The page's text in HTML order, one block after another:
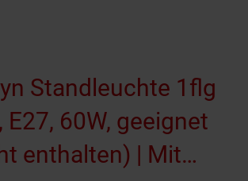
Standleuchte 1flg
60W, geeignet
enthalten) | Mit